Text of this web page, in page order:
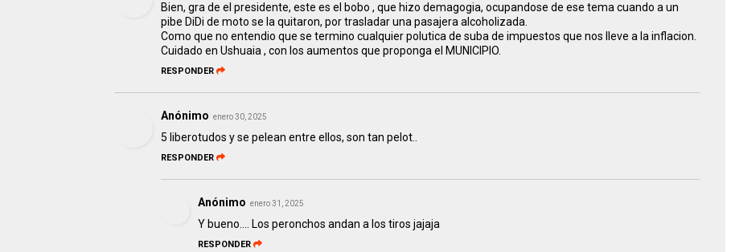
Bien, gra de el presidente, este es el bobo , que hizo demagogia, ocupandose de ese tema cuando a un
pibe DiDi de moto se la quitaron, por trasladar una pasajera alcoholizada.
Como que no entendio que se termino cualquier polutica de suba de impuestos que nos lleve a la inflacion.
Cuidado en Ushuaia , con los aumentos que proponga el MUNICIPIO.
RESPONDER
Anónimo enero 30, 2025
5 liberotudos y se pelean entre ellos, son tan pelot..
RESPONDER
Anónimo enero 31, 2025
Y bueno.... Los peronchos andan a los tiros jajaja
RESPONDER